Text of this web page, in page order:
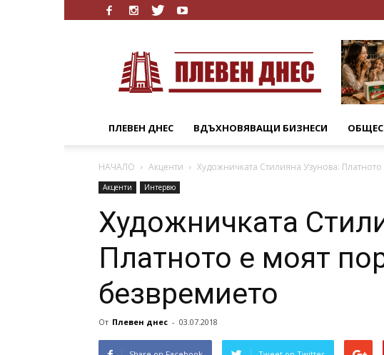
Днес
ПЛЕВЕН ДНЕС ВДЪХНОВЯВАЩИ БИЗНЕСИ
НАЧАЛО Акценти Художничката Стилияна Узунова:
Акценти Интервю
Художничката
Платното е моят
безвремието
От Плевен днес - 03.07.2018